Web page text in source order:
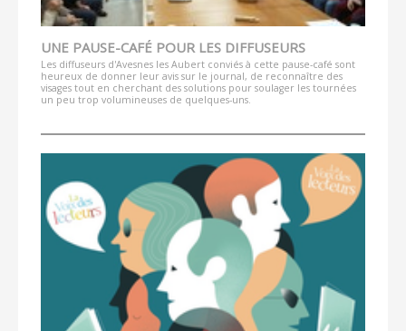
UNE PAUSE-CAFÉ POUR LES DIFFUSEURS
Les diffuseurs d'Avesnes les Aubert conviés à cette pause-café sont
heureux de donner leur avis sur le journal, de reconnaître des
visages tout en cherchant des solutions pour soulager les tournées
un peu trop volumineuses de quelques-uns.